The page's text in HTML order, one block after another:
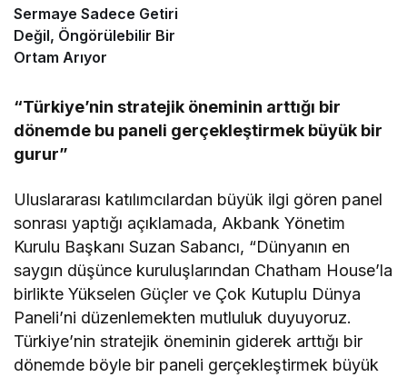
Sermaye Sadece Getiri
Değil, Öngörülebilir Bir
Ortam Arıyor
“Türkiye’nin stratejik öneminin arttığı bir
dönemde bu paneli gerçekleştirmek büyük bir
gurur”
Uluslararası katılımcılardan büyük ilgi gören panel
sonrası yaptığı açıklamada, Akbank Yönetim
Kurulu Başkanı Suzan Sabancı, “Dünyanın en
saygın düşünce kuruluşlarından Chatham House’la
birlikte Yükselen Güçler ve Çok Kutuplu Dünya
Paneli’ni düzenlemekten mutluluk duyuyoruz.
Türkiye’nin stratejik öneminin giderek arttığı bir
dönemde böyle bir paneli gerçekleştirmek büyük